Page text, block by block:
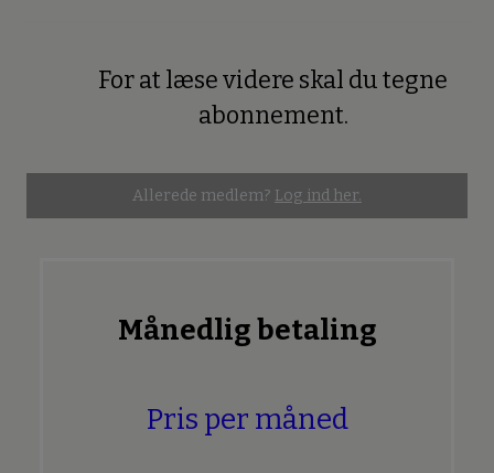
For at læse videre skal du tegne
abonnement.
Allerede medlem? Log ind her.
Månedlig betaling
Pris per måned